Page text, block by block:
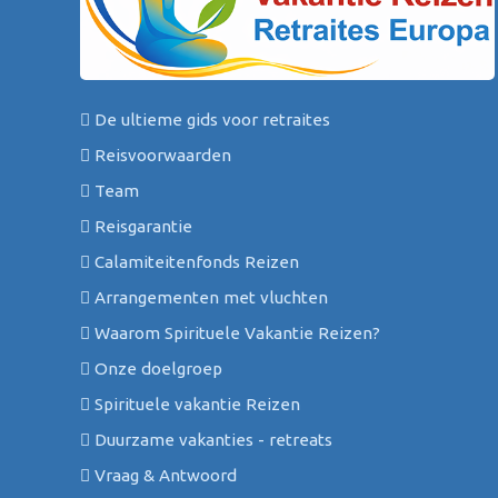
De ultieme gids voor retraites
Reisvoorwaarden
Team
Reisgarantie
Calamiteitenfonds Reizen
Arrangementen met vluchten
Waarom Spirituele Vakantie Reizen?
Onze doelgroep
Spirituele vakantie Reizen
Duurzame vakanties - retreats
Vraag & Antwoord